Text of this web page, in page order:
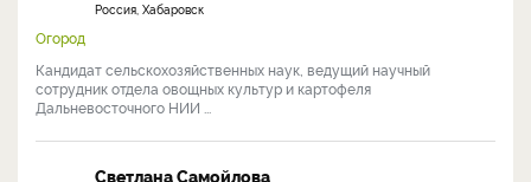
Россия, Хабаровск
Огород
Кандидат сельскохозяйственных наук, ведущий научный
сотрудник отдела овощных культур и картофеля
Дальневосточного НИИ ...
Светлана Самойлова